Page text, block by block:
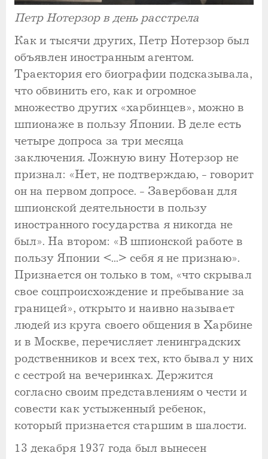
Петр Нотерзор в день расстрела
Как и тысячи других, Петр Нотерзор был
объявлен иностранным агентом.
Траектория его биографии подсказывала,
что обвинить его, как и огромное
множество других «харбинцев», можно в
шпионаже в пользу Японии. В деле есть
четыре допроса за три месяца
заключения. Ложную вину Нотерзор не
признал: «Нет, не подтверждаю, - говорит
он на первом допросе. - Завербован для
шпионской деятельности в пользу
иностранного государства я никогда не
был». На втором: «В шпионской работе в
пользу Японии <...> себя я не признаю».
Признается он только в том, «что скрывал
свое соцпроисхождение и пребывание за
границей», открыто и наивно называет
людей из круга своего общения в Харбине
и в Москве, перечисляет ленинградских
родственников и всех тех, кто бывал у них
с сестрой на вечеринках. Держится
согласно своим представлениям о чести и
совести как устыженный ребенок,
который признается старшим в шалости.
13 декабря 1937 года был вынесен